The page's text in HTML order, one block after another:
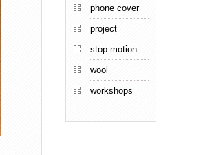
phone cover
project
stop motion
wool
workshops